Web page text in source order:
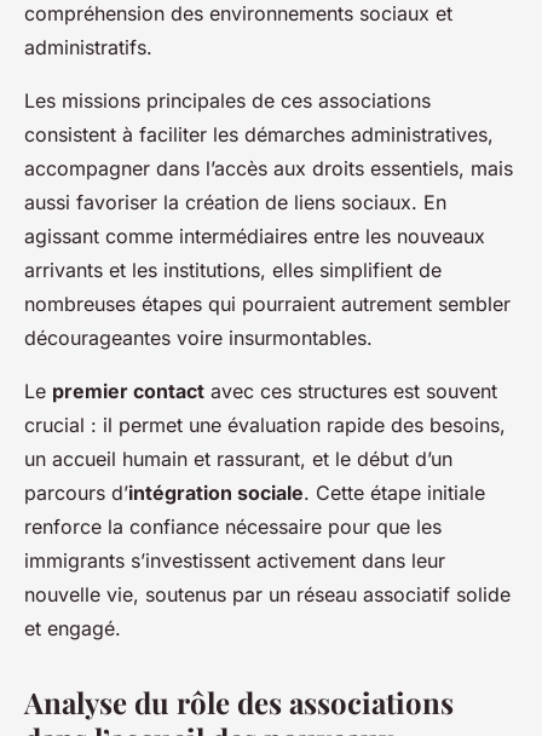
compréhension des environnements sociaux et
administratifs.
Les missions principales de ces associations
consistent à faciliter les démarches administratives,
accompagner dans l’accès aux droits essentiels, mais
aussi favoriser la création de liens sociaux. En
agissant comme intermédiaires entre les nouveaux
arrivants et les institutions, elles simplifient de
nombreuses étapes qui pourraient autrement sembler
décourageantes voire insurmontables.
Le premier contact avec ces structures est souvent
crucial : il permet une évaluation rapide des besoins,
un accueil humain et rassurant, et le début d’un
parcours d’intégration sociale. Cette étape initiale
renforce la confiance nécessaire pour que les
immigrants s’investissent activement dans leur
nouvelle vie, soutenus par un réseau associatif solide
et engagé.
Analyse du rôle des associations